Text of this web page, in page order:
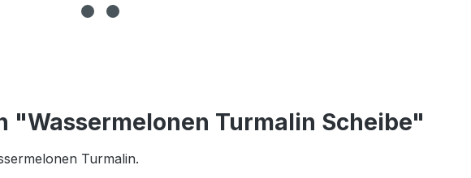
"Wassermelonen Turmalin Scheibe"
Turmalin.